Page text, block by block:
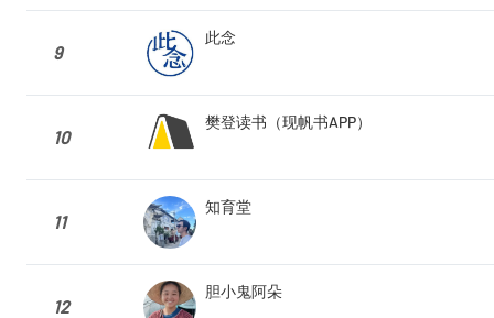
9
此念
10
樊登读书（现帆书APP）
11
知育堂
12
胆小鬼阿朵